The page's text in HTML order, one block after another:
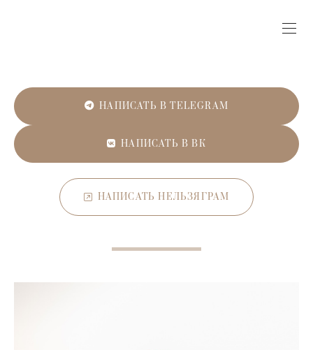
НАПИСАТЬ В TELEGRAM
НАПИСАТЬ В ВК
НАПИСАТЬ НЕЛЬЗЯГРАМ